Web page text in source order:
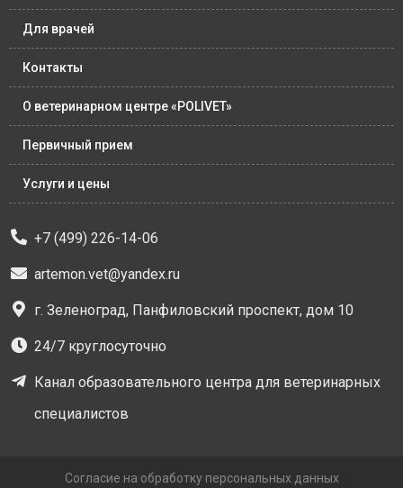
Для врачей
Контакты
О ветеринарном центре «POLIVET»
Первичный прием
Услуги и цены
+7 (499) 226-14-06
artemon.vet@yandex.ru
г. Зеленоград, Панфиловский проспект, дом 10
24/7 круглосуточно
Канал образовательного центра для ветеринарных
специалистов
Согласие на обработку персональных данных